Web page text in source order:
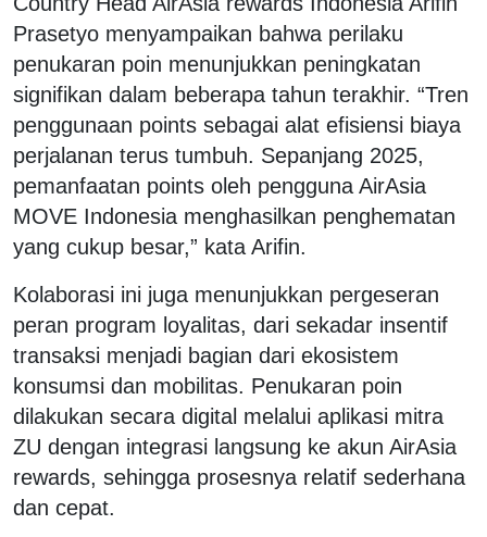
Prasetyo menyampaikan bahwa perilaku
penukaran poin menunjukkan peningkatan
signifikan dalam beberapa tahun terakhir. “Tren
penggunaan points sebagai alat efisiensi biaya
perjalanan terus tumbuh. Sepanjang 2025,
pemanfaatan points oleh pengguna AirAsia
MOVE Indonesia menghasilkan penghematan
yang cukup besar,” kata Arifin.
Kolaborasi ini juga menunjukkan pergeseran
peran program loyalitas, dari sekadar insentif
transaksi menjadi bagian dari ekosistem
konsumsi dan mobilitas. Penukaran poin
dilakukan secara digital melalui aplikasi mitra
ZU dengan integrasi langsung ke akun AirAsia
rewards, sehingga prosesnya relatif sederhana
dan cepat.